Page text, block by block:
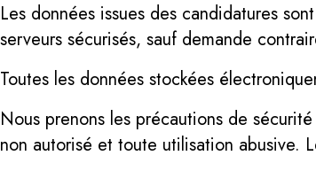
Les données issues des candidatures
serveurs sécurisés, sauf demande
Toutes les données stockées
Nous prenons les précautions de
non autorisé et toute utilisation abusive.